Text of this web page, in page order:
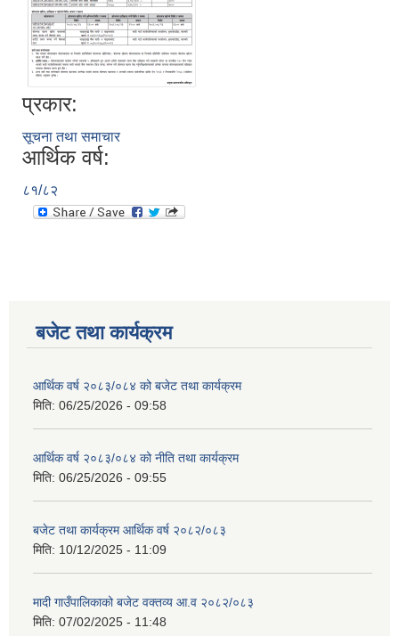
प्रकार:
सूचना तथा समाचार
आर्थिक वर्ष:
८१/८२
बजेट तथा कार्यक्रम
आर्थिक वर्ष २०८३/०८४ को बजेट तथा कार्यक्रम
मिति: 06/25/2026 - 09:58
आर्थिक वर्ष २०८३/०८४ को नीति तथा कार्यक्रम
मिति: 06/25/2026 - 09:55
बजेट तथा कार्यक्रम आर्थिक वर्ष २०८२/०८३
मिति: 10/12/2025 - 11:09
मादी गाउँपालिकाको बजेट वक्तव्य आ.व २०८२/०८३
मिति: 07/02/2025 - 11:48